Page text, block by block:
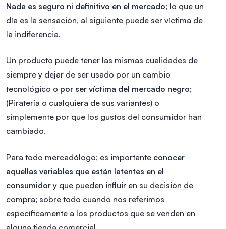
Nada es seguro ni definitivo en el mercado; lo que un
día es la sensación, al siguiente puede ser víctima de
la indiferencia.
Un producto puede tener las mismas cualidades de
siempre y dejar de ser usado por un cambio
tecnológico o por ser víctima del mercado negro;
(Piratería o cualquiera de sus variantes) o
simplemente por que los gustos del consumidor han
cambiado.
Para todo mercadólogo; es importante conocer
aquellas variables que están latentes en el
consumidor y que pueden influir en su decisión de
compra; sobre todo cuando nos referimos
específicamente a los productos que se venden en